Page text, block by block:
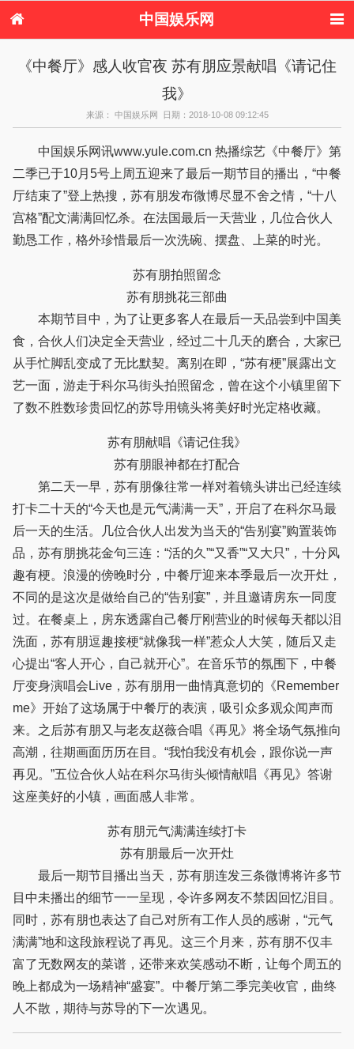
中国娱乐网
电视剧
演唱会 综艺节目
偶像活动
《中餐厅》感人收官夜 苏有朋应景献唱《请记住
我》
来源： 中国娱乐网 日期：2018-10-08 09:12:45
中国娱乐网讯www.yule.com.cn 热播综艺《中餐厅》第
二季已于10月5号上周五迎来了最后一期节目的播出，“中餐
厅结束了”登上热搜，苏有朋发布微博尽显不舍之情，“十八
宫格”配文满满回忆杀。在法国最后一天营业，几位合伙人
勤恳工作，格外珍惜最后一次洗碗、摆盘、上菜的时光。
苏有朋拍照留念
苏有朋挑花三部曲
本期节目中，为了让更多客人在最后一天品尝到中国美
食，合伙人们决定全天营业，经过二十几天的磨合，大家已
从手忙脚乱变成了无比默契。离别在即，“苏有梗”展露出文
艺一面，游走于科尔马街头拍照留念，曾在这个小镇里留下
了数不胜数珍贵回忆的苏导用镜头将美好时光定格收藏。
苏有朋献唱《请记住我》
苏有朋眼神都在打配合
第二天一早，苏有朋像往常一样对着镜头讲出已经连续
打卡二十天的“今天也是元气满满一天”，开启了在科尔马最
后一天的生活。几位合伙人出发为当天的“告别宴”购置装饰
品，苏有朋挑花金句三连：“活的久”“又香”“又大只”，十分风
趣有梗。浪漫的傍晚时分，中餐厅迎来本季最后一次开灶，
不同的是这次是做给自己的“告别宴”，并且邀请房东一同度
过。在餐桌上，房东透露自己餐厅刚营业的时候每天都以泪
洗面，苏有朋逗趣接梗“就像我一样”惹众人大笑，随后又走
心提出“客人开心，自己就开心”。在音乐节的氛围下，中餐
厅变身演唱会Live，苏有朋用一曲情真意切的《Remember
me》开始了这场属于中餐厅的表演，吸引众多观众闻声而
来。之后苏有朋又与老友赵薇合唱《再见》将全场气氛推向
高潮，往期画面历历在目。“我怕我没有机会，跟你说一声
再见。”五位合伙人站在科尔马街头倾情献唱《再见》答谢
这座美好的小镇，画面感人非常。
苏有朋元气满满连续打卡
苏有朋最后一次开灶
最后一期节目播出当天，苏有朋连发三条微博将许多节
目中未播出的细节一一呈现，令许多网友不禁因回忆泪目。
同时，苏有朋也表达了自己对所有工作人员的感谢，“元气
满满”地和这段旅程说了再见。这三个月来，苏有朋不仅丰
富了无数网友的菜谱，还带来欢笑感动不断，让每个周五的
晚上都成为一场精神“盛宴”。中餐厅第二季完美收官，曲终
人不散，期待与苏导的下一次遇见。